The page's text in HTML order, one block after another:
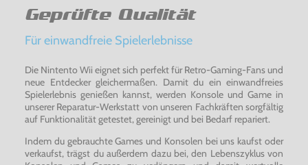
Geprüfte Qualität
Für einwandfreie Spielerlebnisse
Die Nintento Wii eignet sich perfekt für Retro-Gaming-Fans und
neue Entdecker gleichermaßen. Damit du ein einwandfreies
Spielerlebnis genießen kannst, werden Konsole und Game in
unserer Reparatur-Werkstatt von unseren Fachkräften sorgfältig
auf Funktionalität getestet, gereinigt und bei Bedarf repariert.
Indem du gebrauchte Games und Konsolen bei uns kaufst oder
verkaufst, trägst du außerdem dazu bei, den Lebenszyklus von